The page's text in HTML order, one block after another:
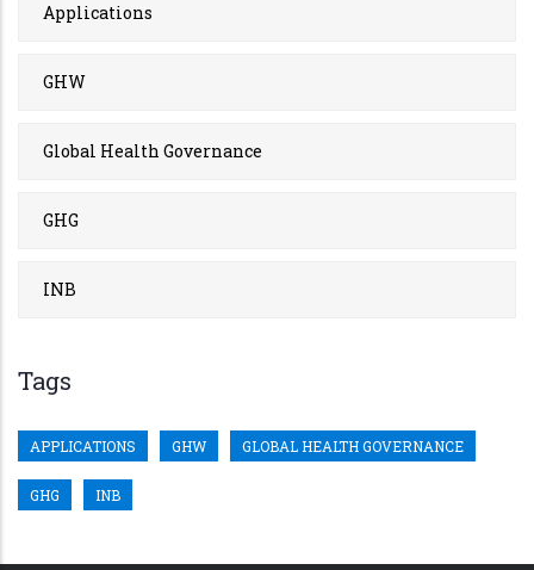
Applications
GHW
Global Health Governance
GHG
INB
Tags
APPLICATIONS GHW GLOBAL HEALTH GOVERNANCE
GHG INB